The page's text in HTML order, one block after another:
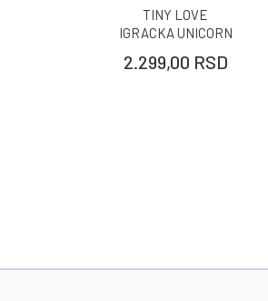
TINY LOVE
IGRACKA UNICORN
2.299,00 RSD